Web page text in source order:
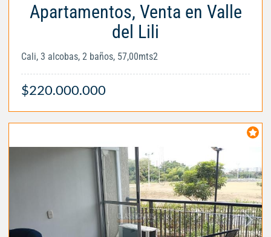
Apartamentos, Venta en Valle
del Lili
Cali, 3 alcobas, 2 baños, 57,00mts2
$220.000.000